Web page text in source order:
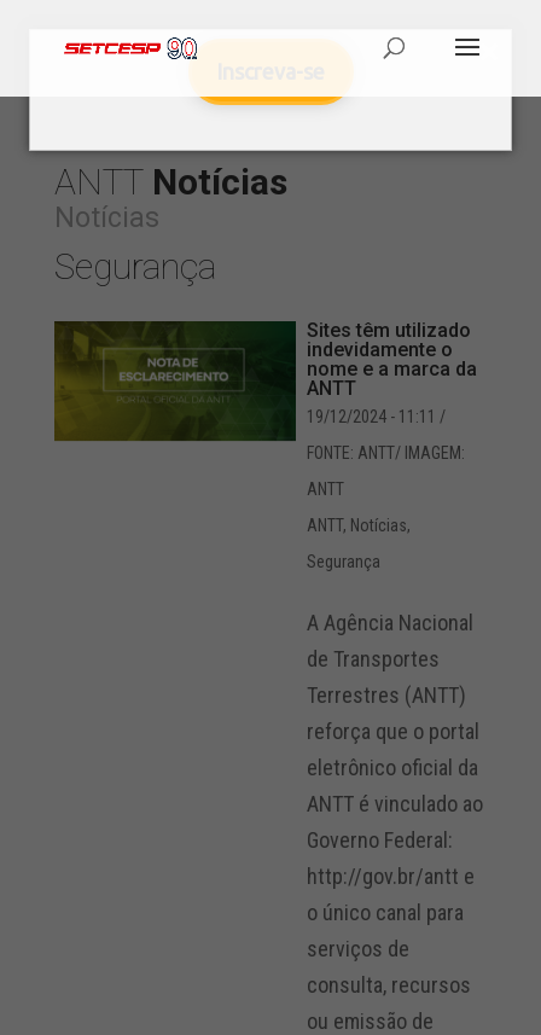
ANTT Notícias
Notícias
Segurança
Sites têm utilizado
indevidamente o
nome e a marca da
ANTT
19/12/2024 - 11:11 /
FONTE: ANTT/ IMAGEM:
ANTT
ANTT, Notícias,
Segurança
A Agência Nacional
de Transportes
Terrestres (ANTT)
reforça que o portal
eletrônico oficial da
ANTT é vinculado ao
Governo Federal:
http://gov.br/antt e
o único canal para
serviços de
consulta, recursos
ou emissão de